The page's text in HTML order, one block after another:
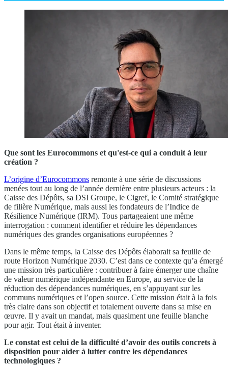
Que sont les Eurocommons et qu'est-ce qui a conduit à leur
création ?
L’origine d’Eurocommons remonte à une série de discussions
menées tout au long de l’année dernière entre plusieurs acteurs : la
Caisse des Dépôts, sa DSI Groupe, le Cigref, le Comité stratégique
de filière Numérique, mais aussi les fondateurs de l’Indice de
Résilience Numérique (IRM). Tous partageaient une même
interrogation : comment identifier et réduire les dépendances
numériques des grandes organisations européennes ?
Dans le même temps, la Caisse des Dépôts élaborait sa feuille de
route Horizon Numérique 2030. C’est dans ce contexte qu’a émergé
une mission très particulière : contribuer à faire émerger une chaîne
de valeur numérique indépendante en Europe, au service de la
réduction des dépendances numériques, en s’appuyant sur les
communs numériques et l’open source. Cette mission était à la fois
très claire dans son objectif et totalement ouverte dans sa mise en
œuvre. Il y avait un mandat, mais quasiment une feuille blanche
pour agir. Tout était à inventer.
Le constat est celui de la difficulté d’avoir des outils concrets à
disposition pour aider à lutter contre les dépendances
technologiques ?